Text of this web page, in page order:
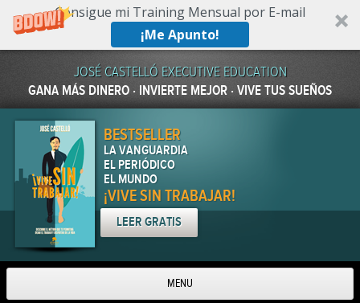
Consigue mi Training Mensual por E-mail
¡Me Apunto!
JOSÉ CASTELLÓ EXECUTIVE EDUCATION
GANA MÁS DINERO · INVIERTE MEJOR · VIVE TUS SUEÑOS
BESTSELLER
LA VANGUARDIA
EL PERIÓDICO
EL MUNDO
¡VIVE SIN TRABAJAR!
LEER GRATIS
MENU